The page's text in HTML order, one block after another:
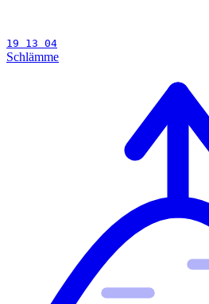
19 13 04
Schlämme